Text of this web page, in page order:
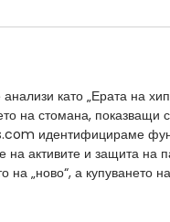
като „Ерата на
на стомана, показващи
идентифицираме
на активите и защита на
„ново“, а купуването